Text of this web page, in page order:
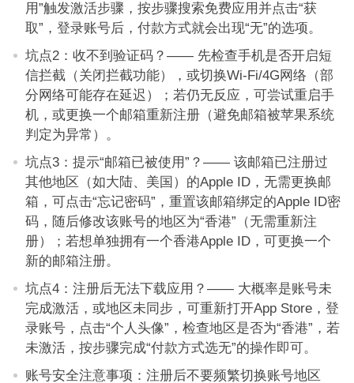
用”触发激活步骤，按步骤搜索免费应用并点击“获
取”，登录账号后，付款方式就会出现“无”的选项。
坑点2：收不到验证码？—— 先检查手机是否开启短
信拦截（关闭拦截功能），或切换Wi-Fi/4G网络（部
分网络可能存在延迟）；若仍无反应，可尝试重启手
机，或更换一个邮箱重新注册（避免邮箱被苹果系统
判定为异常）。
坑点3：提示“邮箱已被使用”？—— 该邮箱已注册过
其他地区（如大陆、美国）的Apple ID，无需更换邮
箱，可点击“忘记密码”，重置该邮箱绑定的Apple ID密
码，随后修改该账号的地区为“香港”（无需重新注
册）；若想单独拥有一个香港Apple ID，可更换一个
新的邮箱注册。
坑点4：注册后无法下载应用？—— 大概率是账号未
完成激活，或地区未同步，可重新打开App Store，登
录账号，点击“个人头像”，检查地区是否为“香港”，若
未激活，按步骤完成“付款方式选无”的操作即可。
账号安全注意事项：注册后不要频繁切换账号地区